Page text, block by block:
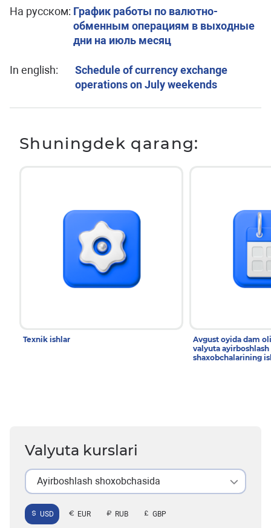
На русском: График работы по валютно-
обменным операциям в выходные
дни на июль месяц
In english:
Schedule of currency exchange
operations on July weekends
Shuningdek qarang:
Texnik ishlar
Avgust oyida dam
valyuta ayirboshlash
shaxobchalarining
Valyuta kurslari
Ayirboshlash shoxobchasida
USD EUR RUB GBP